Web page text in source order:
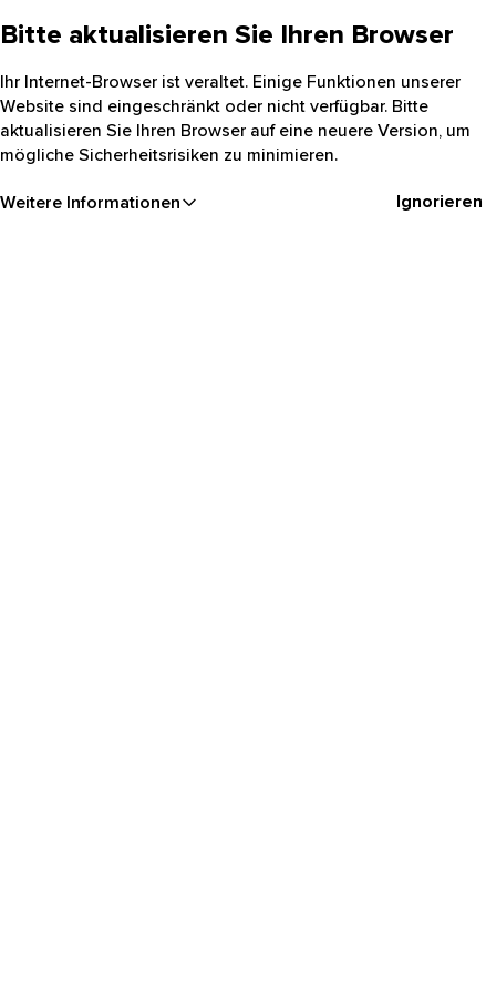
Bitte aktualisieren Sie Ihren Browser
Ihr Internet-Browser ist veraltet. Einige Funktionen unserer
Website sind eingeschränkt oder nicht verfügbar. Bitte
aktualisieren Sie Ihren Browser auf eine neuere Version, um
mögliche Sicherheitsrisiken zu minimieren.
Weitere Informationen Ignorieren